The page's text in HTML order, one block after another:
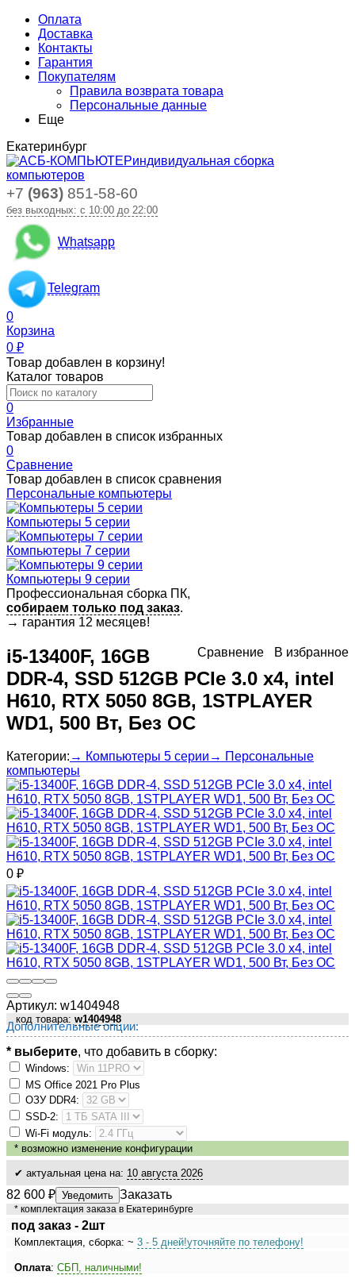
Оплата
Доставка
Контакты
Гарантия
Покупателям
Правила возврата товара
Персональные данные
Еще
Екатеринбург
индивидуальная сборка
компьютеров
+7 (963) 851-58-60
без выходных: с 10:00 до 22:00
Whatsapp
Telegram
0
Корзина
0 ₽
Товар добавлен в корзину!
Каталог товаров
0
Избранные
Товар добавлен в список избранных
0
Сравнение
Товар добавлен в список сравнения
Персональные компьютеры
Компьютеры 5 серии
Компьютеры 7 серии
Компьютеры 9 серии
Профессиональная сборка ПК,
собираем только под заказ.
→ гарантия 12 месяцев!
В избранное
Сравнение
i5-13400F, 16GB
DDR-4, SSD 512GB PCIe 3.0 x4, intel
H610, RTX 5050 8GB, 1STPLAYER
WD1, 500 Вт, Без ОС
Категории: → Компьютеры 5 серии → Персональные
компьютеры
0 ₽
Артикул: w1404948
код товара: w1404948
Дополнительные опции:
* выберите, что добавить в сборку:
Windows:
MS Оffiсе 2021 Рrо Рlus
ОЗУ DDR4:
SSD-2:
Wi-Fi модуль:
* возможно изменение конфигурации
✔ актуальная цена на: 10 августа 2026
82 600 ₽ Уведомить Заказать
* комплектация заказа в Екатеринбурге
под заказ - 2шт
Комплектация, сборка: ~ 3 - 5 дней!уточняйте по телефону!
Оплата: СБП, наличными!